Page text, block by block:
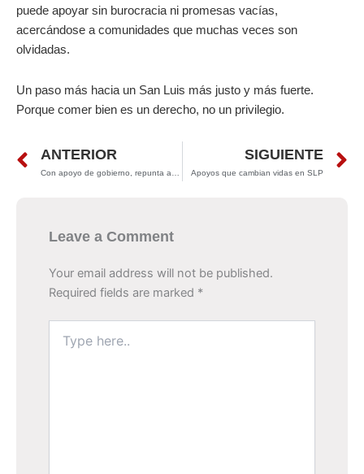
puede apoyar sin burocracia ni promesas vacías,
acercándose a comunidades que muchas veces son
olvidadas.
Un paso más hacia un San Luis más justo y más fuerte.
Porque comer bien es un derecho, no un privilegio.
Prev
ANTERIOR SIGUIENTE
Apoyos que cambian vidas en SLP
Leave a Comment
Your email address will not be published.
Required fields are marked *
here..